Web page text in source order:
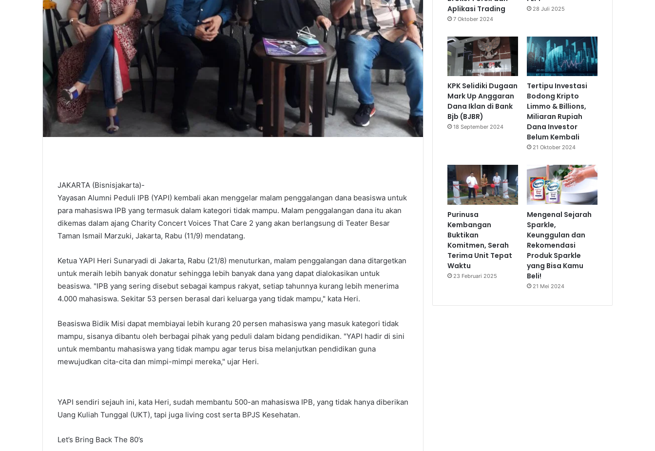
JAKARTA (Bisnisjakarta)-
Yayasan Alumni Peduli IPB (YAPI) kembali akan menggelar malam penggalangan dana beasiswa untuk
para mahasiswa IPB yang termasuk dalam kategori tidak mampu. Malam penggalangan dana itu akan
dikemas dalam ajang Charity Concert Voices That Care 2 yang akan berlangsung di Teater Besar
Taman Ismail Marzuki, Jakarta, Rabu (11/9) mendatang.
Ketua YAPI Heri Sunaryadi di Jakarta, Rabu (21/8) menuturkan, malam penggalangan dana ditargetkan
untuk meraih lebih banyak donatur sehingga lebih banyak dana yang dapat dialokasikan untuk
beasiswa. "IPB yang sering disebut sebagai kampus rakyat, setiap tahunnya kurang lebih menerima
4.000 mahasiswa. Sekitar 53 persen berasal dari keluarga yang tidak mampu," kata Heri.
Beasiswa Bidik Misi dapat membiayai lebih kurang 20 persen mahasiswa yang masuk kategori tidak
mampu, sisanya dibantu oleh berbagai pihak yang peduli dalam bidang pendidikan. "YAPI hadir di sini
untuk membantu mahasiswa yang tidak mampu agar terus bisa melanjutkan pendidikan guna
mewujudkan cita-cita dan mimpi-mimpi mereka," ujar Heri.
YAPI sendiri sejauh ini, kata Heri, sudah membantu 500-an mahasiswa IPB, yang tidak hanya diberikan
Uang Kuliah Tunggal (UKT), tapi juga living cost serta BPJS Kesehatan.
Let’s Bring Back The 80’s
Aplikasi Trading
7 Oktober 2024
28 Juli 2025
KPK Selidiki Dugaan
Mark Up Anggaran
Dana Iklan di Bank
Bjb (BJBR)
18 September 2024
Tertipu Investasi
Bodong Kripto
Limmo & Billions,
Miliaran Rupiah
Dana Investor
Belum Kembali
21 Oktober 2024
Purinusa
Kembangan
Buktikan
Komitmen, Serah
Terima Unit Tepat
Waktu
23 Februari 2025
Mengenal Sejarah
Sparkle,
Keunggulan dan
Rekomendasi
Produk Sparkle
yang Bisa Kamu
Beli!
21 Mei 2024